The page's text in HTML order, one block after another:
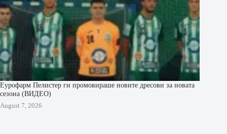
Еурофарм Пелистер ги промовираше новите дресови за новата
сезона (ВИДЕО)
August 7, 2026